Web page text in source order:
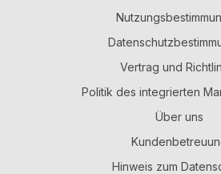
Vertrag und
Politik des integrierten
Über uns
Hinweis zum